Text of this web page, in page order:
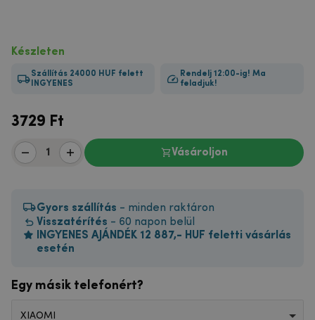
Készleten
Szállítás 24000 HUF felett
INGYENES
Rendelj 12:00-ig! Ma
feladjuk!
3729 Ft
Vásároljon
Gyors szállítás - minden raktáron
Visszatérítés - 60 napon belül
INGYENES AJÁNDÉK 12 887,- HUF feletti vásárlás
esetén
Egy másik telefonért?
XIAOMI